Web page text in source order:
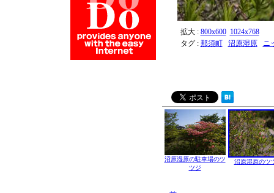
拡大 : 800x600 1024x768
タグ : 那須町 沼原湿原 ニ
沼原湿原の駐車場のツ
ツジ
沼原湿原のツ